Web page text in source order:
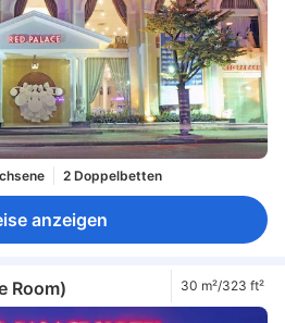
2 Doppelbetten
anzeigen
Room) 30 m²/323 ft²